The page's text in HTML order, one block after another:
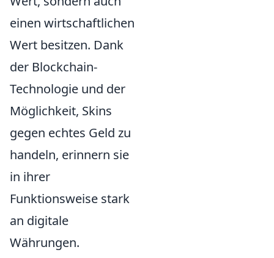
einen wirtschaftlichen
Wert besitzen. Dank
der Blockchain-
Technologie und der
Möglichkeit, Skins
gegen echtes Geld zu
handeln, erinnern sie
in ihrer
Funktionsweise stark
an digitale
Währungen.